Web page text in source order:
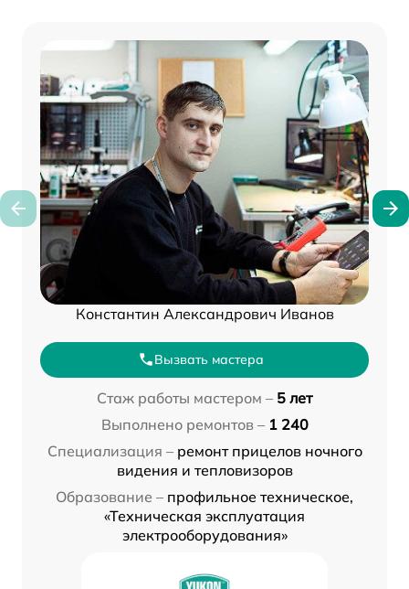
Константин Александрович Иванов
Вызвать мастера
Стаж работы мастером – 5 лет
Выполнено ремонтов – 1 240
Специализация – ремонт прицелов ночного
видения и тепловизоров
Образование – профильное техническое,
«Техническая эксплуатация
электрооборудования»